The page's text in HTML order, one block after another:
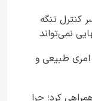
کنترل تنگه
نمی‌تواند
طبیعی و
کرد؛ چرا